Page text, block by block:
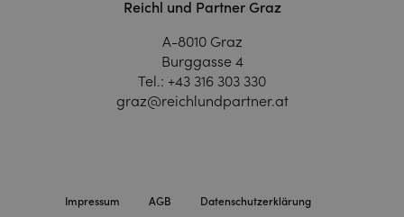
Reichl und Partner Graz
A-8010 Graz
Burggasse 4
Tel.: +43 316 303 330
graz@reichlundpartner.at
Impressum AGB
Datenschutzerklärung